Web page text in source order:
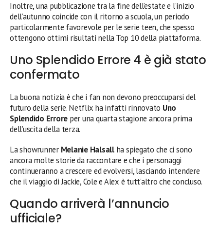
Inoltre, una pubblicazione tra la fine dell’estate e l’inizio
dell’autunno coincide con il ritorno a scuola, un periodo
particolarmente favorevole per le serie teen, che spesso
ottengono ottimi risultati nella Top 10 della piattaforma.
Uno Splendido Errore 4 è già stato
confermato
La buona notizia è che i fan non devono preoccuparsi del
futuro della serie. Netflix ha infatti rinnovato Uno
Splendido Errore per una quarta stagione ancora prima
dell’uscita della terza.
La showrunner Melanie Halsallha spiegato che ci sono
ancora molte storie da raccontare e che i personaggi
continueranno a crescere ed evolversi, lasciando intendere
che il viaggio di Jackie, Cole e Alex è tutt’altro che concluso.
Quando arriverà l’annuncio
ufficiale?